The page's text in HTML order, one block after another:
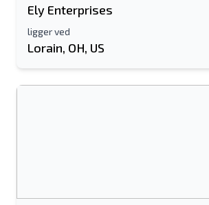
Send a Message
Ely Enterprises
ligger ved
Lorain, OH, US
Det kreves enten e-
mobilnummerfelt
Send oppføring til e-post